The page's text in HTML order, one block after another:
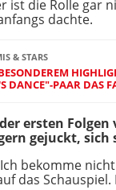
ist die Rolle gar
dachte.
& STARS
DANCE"-PAAR DAS
ersten
gejuckt,
bekomme
das